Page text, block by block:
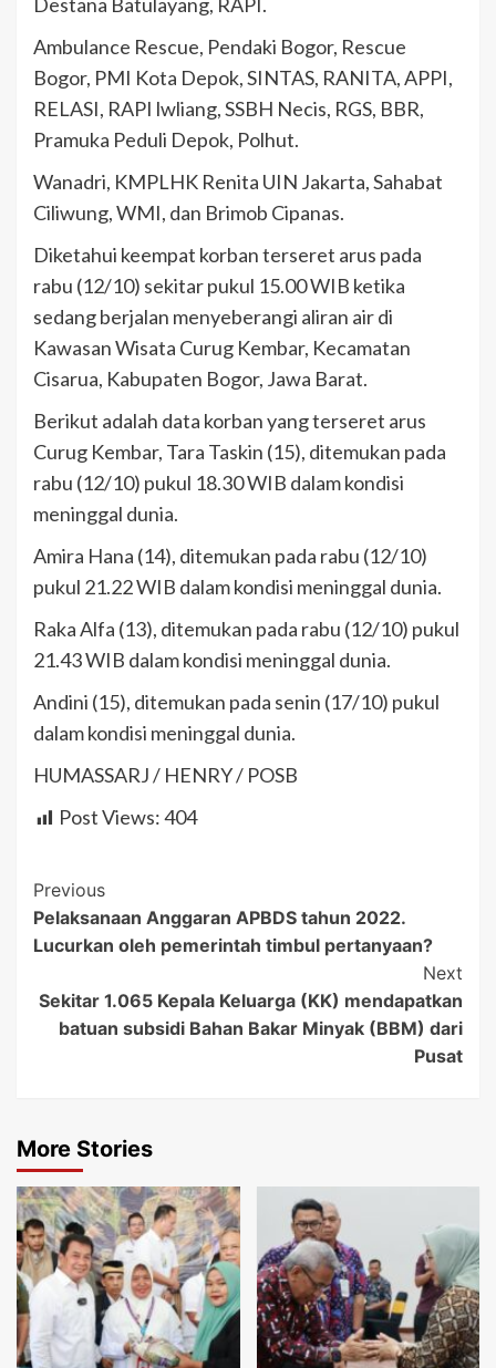
Destana Batulayang, RAPI.
Ambulance Rescue, Pendaki Bogor, Rescue
Bogor, PMI Kota Depok, SINTAS, RANITA, APPI,
RELASI, RAPI lwliang, SSBH Necis, RGS, BBR,
Pramuka Peduli Depok, Polhut.
Wanadri, KMPLHK Renita UIN Jakarta, Sahabat
Ciliwung, WMI, dan Brimob Cipanas.
Diketahui keempat korban terseret arus pada
rabu (12/10) sekitar pukul 15.00 WIB ketika
sedang berjalan menyeberangi aliran air di
Kawasan Wisata Curug Kembar, Kecamatan
Cisarua, Kabupaten Bogor, Jawa Barat.
Berikut adalah data korban yang terseret arus
Curug Kembar, Tara Taskin (15), ditemukan pada
rabu (12/10) pukul 18.30 WIB dalam kondisi
meninggal dunia.
Amira Hana (14), ditemukan pada rabu (12/10)
pukul 21.22 WIB dalam kondisi meninggal dunia.
Raka Alfa (13), ditemukan pada rabu (12/10) pukul
21.43 WIB dalam kondisi meninggal dunia.
Andini (15), ditemukan pada senin (17/10) pukul
dalam kondisi meninggal dunia.
HUMASSARJ / HENRY / POSB
Post Views:404
Post
Navigation
Previous
Pelaksanaan Anggaran APBDS tahun 2022.
Lucurkan oleh pemerintah timbul pertanyaan?
Next
Sekitar 1.065 Kepala Keluarga (KK) mendapatkan
batuan subsidi Bahan Bakar Minyak (BBM) dari
Pusat
More Stories